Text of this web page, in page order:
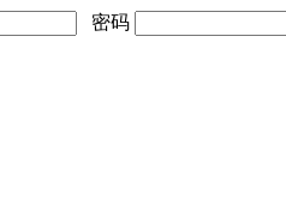
密码